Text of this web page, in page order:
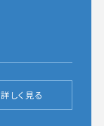
詳しく見る